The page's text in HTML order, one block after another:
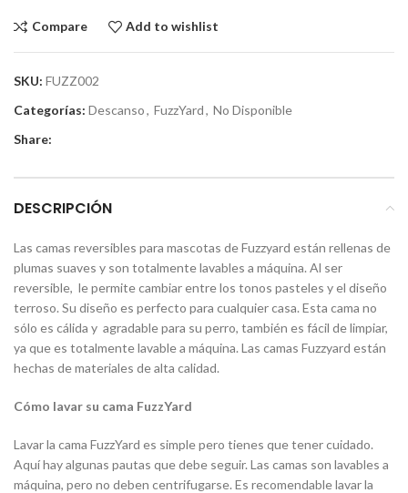
Compare Add to wishlist
SKU: FUZZ002
Categorías: Descanso, FuzzYard, No Disponible
Share:
DESCRIPCIÓN
Las camas reversibles para mascotas de Fuzzyard están rellenas de
plumas suaves y son totalmente lavables a máquina. Al ser
reversible, le permite cambiar entre los tonos pasteles y el diseño
terroso. Su diseño es perfecto para cualquier casa. Esta cama no
sólo es cálida y agradable para su perro, también es fácil de limpiar,
ya que es totalmente lavable a máquina. Las camas Fuzzyard están
hechas de materiales de alta calidad.
Cómo lavar su cama FuzzYard
Lavar la cama FuzzYard es simple pero tienes que tener cuidado.
Aquí hay algunas pautas que debe seguir. Las camas son lavables a
máquina, pero no deben centrifugarse. Es recomendable lavar la